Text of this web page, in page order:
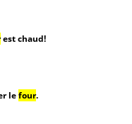
est chaud!
lefour.